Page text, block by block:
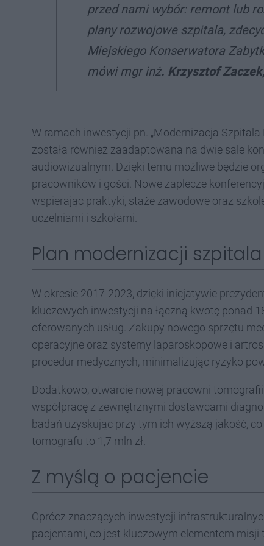
przed nami wybór: remont lub
plany rozwojowe szpitala,
Miejskiego Konserwatora
mówi mgr inż. Krzysztof
W ramach inwestycji pn. „Modernizacja
została również zaadaptowana na dwie sale
audiowizualnym. Dzięki temu możliwe będzie
pracowników i gości. Nowe zaplecze
wspierając praktyki, staże zawodowe oraz
uczelniami i szkołami.
Plan modernizacji szpitala
W okresie 2017-2023, dzięki inicjatywie
kluczowych inwestycji na łączną kwotę ponad
oferowanych usług. Zakupy nowego sprzętu
operacyjne oraz systemy laparoskopowe i
procedur medycznych, minimalizując ryzyko
Dodatkowo, otwarcie nowej pracowni
współpracę z zewnętrznymi dostawcami
badań uzyskując przy tym ich wyższą jakość,
tomografu to 1,7 mln zł.
Z myślą o pacjencie
Oprócz znaczących inwestycji
pacjentami, co jest kluczowym elementem